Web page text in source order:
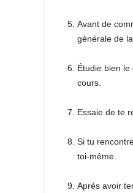
Avant de
générale de
Étudie bien
cours.
Essaie de te
Si tu
toi-même.
Après avoir